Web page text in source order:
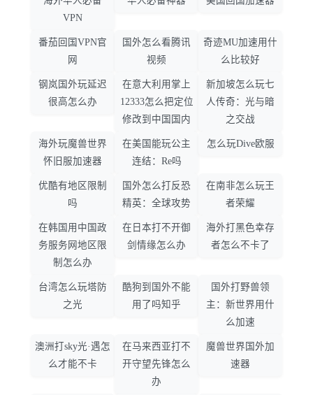
VPN
番茄回国VPN官
网
国外怎么看腾讯
视频
奇迹MU加速用什
么比较好
钢岚国外玩延迟
很高怎么办
在意大利用掌上
12333怎么把定位
修改到中国国内
新加坡怎么玩七
人传奇：光与暗
之交战
海外玩魔兽世界
怀旧服加速器
在美国能玩公主
连结：Re吗
怎么玩Dive欧服
优酷有地区限制
吗
国外怎么打反恐
精英：全球攻势
在南非怎么玩王
者荣耀
在韩国用中国政
务服务网地区限
制怎么办
在日本打不开御
剑情缘怎么办
海外打黑色幸存
者怎么不卡了
台湾怎么玩塔防
之光
酷狗到国外不能
用了吗知乎
国外打野兽领
主：新世界用什
么加速
澳洲打sky光·遇怎
么才能不卡
在马来西亚打不
开守望先锋怎么
办
魔兽世界国外加
速器